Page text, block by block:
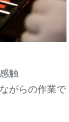
触
がらの作業で